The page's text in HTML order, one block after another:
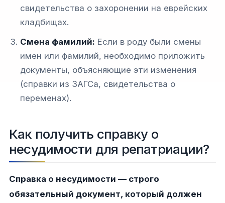
свидетельства о захоронении на еврейских
кладбищах.
Смена фамилий: Если в роду были смены
имен или фамилий, необходимо приложить
документы, объясняющие эти изменения
(справки из ЗАГСа, свидетельства о
переменах).
Как получить справку о
несудимости для репатриации?
Справка о несудимости — строго
обязательный документ, который должен